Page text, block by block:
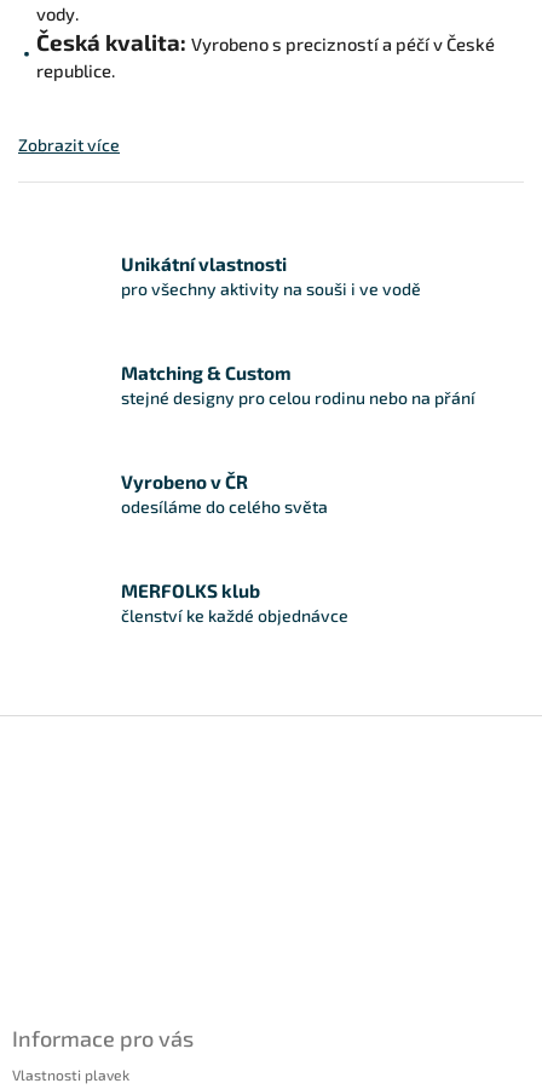
Unikátní vlastnosti
pro všechny aktivity na souši i ve vodě
Matching & Custom
stejné designy pro celou rodinu nebo na přání
Vyrobeno v ČR
odesíláme do celého světa
MERFOLKS klub
členství ke každé objednávce
vody.
Česká kvalita: Vyrobeno s precizností a péčí v České
republice.
Zobrazit více
Informace pro vás
Vlastnosti plavek